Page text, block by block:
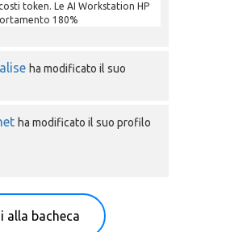
token. Le AI Workstation HP
180%
ha modificato il suo
ha modificato il suo profilo
alla bacheca